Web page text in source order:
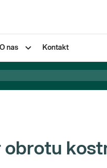
O nas Kontakt
obrotu